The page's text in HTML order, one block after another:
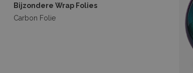
Bijzondere Wrap Folies
Carbon Folie